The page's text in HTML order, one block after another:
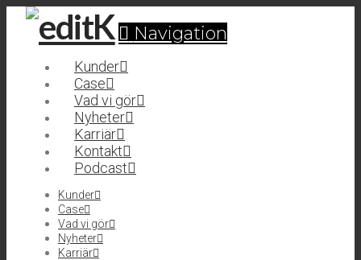
Navigation
Kunder
Case
Vad vi gör
Nyheter
Karriär
Kontakt
Podcast
Kunder
Case
Vad vi gör
Nyheter
Karriär